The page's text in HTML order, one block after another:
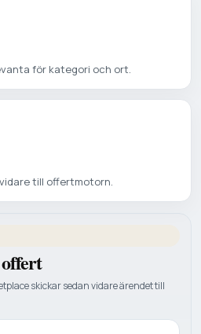
för kategori och ort.
till offertmotorn.
skickar sedan vidare ärendet till